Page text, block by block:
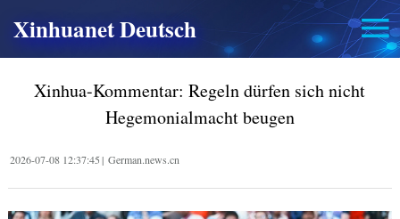
Xinhuanet Deutsch
Xinhua-Kommentar: Regeln dürfen sich nicht
Hegemonialmacht beugen
2026-07-08 12:37:45| German.news.cn